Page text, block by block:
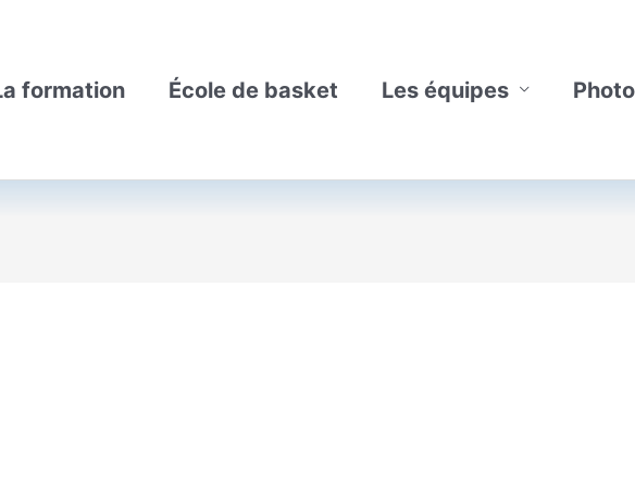
formation École de basket Les équipes